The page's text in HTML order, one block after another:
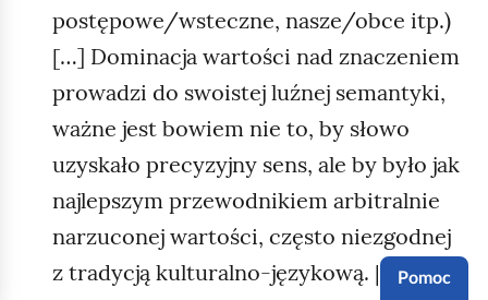
Pomoc
postępowe/wsteczne, nasze/obce itp.)
[…] Dominacja wartości nad znaczeniem
prowadzi do swoistej luźnej semantyki,
ważne jest bowiem nie to, by słowo
uzyskało precyzyjny sens, ale by było jak
najlepszym przewodnikiem arbitralnie
narzuconej wartości, często niezgodnej
z tradycją kulturalno‑językową. […]